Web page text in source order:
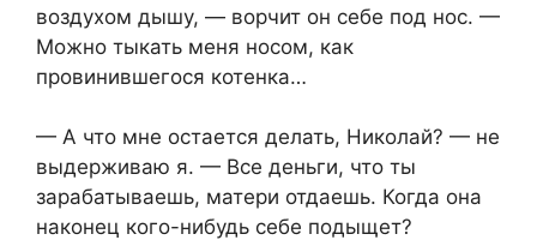
воздухом дышу, — ворчит он себе под нос. —
Можно тыкать меня носом, как
провинившегося котенка…
— А что мне остается делать, Николай? — не
выдерживаю я. — Все деньги, что ты
зарабатываешь, матери отдаешь. Когда она
наконец кого-нибудь себе подыщет?